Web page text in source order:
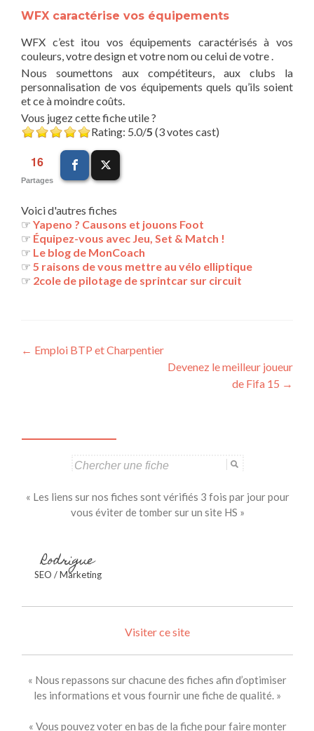
WFX caractérise vos équipements
WFX c’est itou vos équipements caractérisés à vos
couleurs, votre design et votre nom ou celui de votre .
Nous soumettons aux compétiteurs, aux clubs la
personnalisation de vos équipements quels qu’ils soient
et ce à moindre coûts.
Vous jugez cette fiche utile ?
Rating: 5.0/5 (3 votes cast)
16
Partages
Voici d'autres fiches
☞ Yapeno ? Causons et jouons Foot
☞ Équipez-vous avec Jeu, Set & Match !
☞ Le blog de MonCoach
☞ 5 raisons de vous mettre au vélo elliptique
☞ 2cole de pilotage de sprintcar sur circuit
Navigation
← Emploi BTP et Charpentier
Devenez le meilleur joueur
de Fifa 15 →
« Les liens sur nos fiches sont vérifiés 3 fois par jour pour
vous éviter de tomber sur un site HS »
Rodrigue
SEO / Marketing
Visiter ce site
« Nous repassons sur chacune des fiches afin d’optimiser
les informations et vous fournir une fiche de qualité. »
« Vous pouvez voter en bas de la fiche pour faire monter